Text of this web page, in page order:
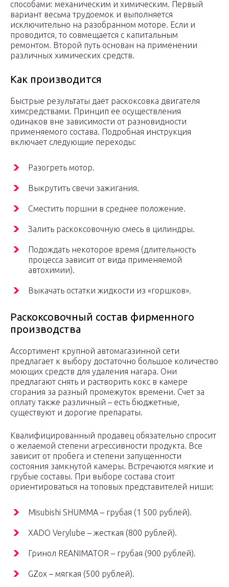
способами: механическим и химическим. Первый
вариант весьма трудоемок и выполняется
исключительно на разобранном моторе. Если и
проводится, то совмещается с капитальным
ремонтом. Второй путь основан на применении
различных химических средств.
Как производится
Быстрые результаты дает раскоксовка двигателя
химсредствами. Принцип ее осуществления
одинаков вне зависимости от разновидности
применяемого состава. Подробная инструкция
включает следующие переходы:
Разогреть мотор.
Выкрутить свечи зажигания.
Сместить поршни в среднее положение.
Залить раскоксовочную смесь в цилиндры.
Подождать некоторое время (длительность
процесса зависит от вида применяемой
автохимии).
Выкачать остатки жидкости из «горшков».
Раскоксовочный состав фирменного
производства
Ассортимент крупной автомагазинной сети
предлагает к выбору достаточно большое количество
моющих средств для удаления нагара. Они
предлагают снять и растворить кокс в камере
сгорания за разный промежуток времени. Счет за
оплату также различный – есть бюджетные,
существуют и дорогие препараты.
Квалифицированный продавец обязательно спросит
о желаемой степени агрессивности продукта. Все
зависит от пробега и степени запущенности
состояния замкнутой камеры. Встречаются мягкие и
грубые составы. При выборе состава стоит
ориентироваться на топовых представителей ниши:
Misubishi SHUMMA – грубая (1 500 рублей).
XADO Verylube – жесткая (800 рублей).
Гринол REANIMATOR – грубая (900 рублей).
GZox – мягкая (500 рублей).